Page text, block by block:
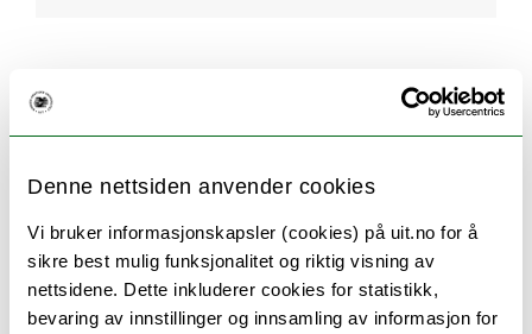
Denne nettsiden anvender cookies
Vi bruker informasjonskapsler (cookies) på uit.no for å
sikre best mulig funksjonalitet og riktig visning av
nettsidene. Dette inkluderer cookies for statistikk,
bevaring av innstillinger og innsamling av informasjon for
Ekstern nettside
https://www.kagoshima-u.ac.jp/
Bilaterale avt ink joint degree
Søk om utveksling